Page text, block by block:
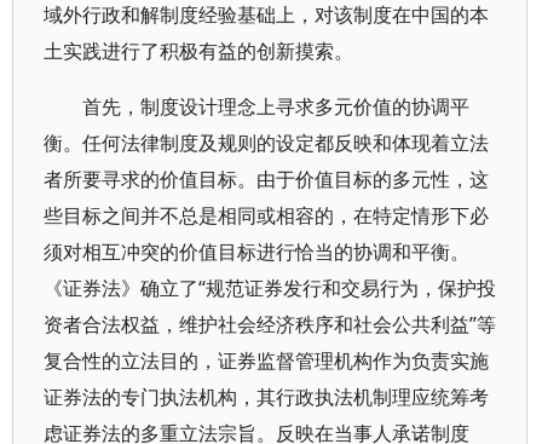
域外行政和解制度经验基础上，对该制度在中国的本
土实践进行了积极有益的创新摸索。
首先，制度设计理念上寻求多元价值的协调平
衡。任何法律制度及规则的设定都反映和体现着立法
者所要寻求的价值目标。由于价值目标的多元性，这
些目标之间并不总是相同或相容的，在特定情形下必
须对相互冲突的价值目标进行恰当的协调和平衡。
《证券法》确立了“规范证券发行和交易行为，保护投
资者合法权益，维护社会经济秩序和社会公共利益”等
复合性的立法目的，证券监督管理机构作为负责实施
证券法的专门执法机构，其行政执法机制理应统筹考
虑证券法的多重立法宗旨。反映在当事人承诺制度